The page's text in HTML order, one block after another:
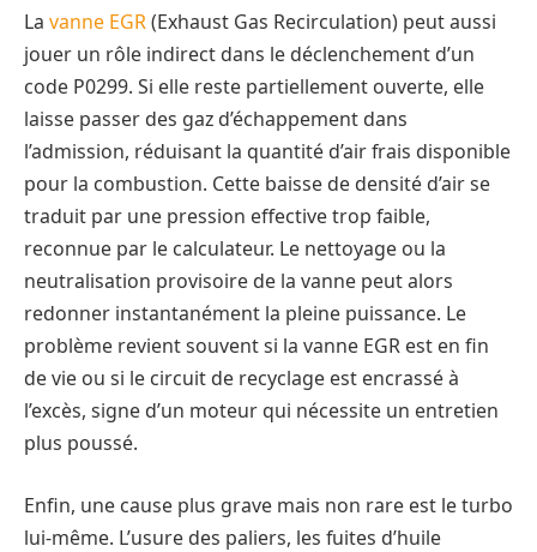
La vanne EGR(Exhaust Gas Recirculation) peut aussi
jouer un rôle indirect dans le déclenchement d’un
code P0299. Si elle reste partiellement ouverte, elle
laisse passer des gaz d’échappement dans
l’admission, réduisant la quantité d’air frais disponible
pour la combustion. Cette baisse de densité d’air se
traduit par une pression effective trop faible,
reconnue par le calculateur. Le nettoyage ou la
neutralisation provisoire de la vanne peut alors
redonner instantanément la pleine puissance. Le
problème revient souvent si la vanne EGR est en fin
de vie ou si le circuit de recyclage est encrassé à
l’excès, signe d’un moteur qui nécessite un entretien
plus poussé.
Enfin, une cause plus grave mais non rare est le turbo
lui-même. L’usure des paliers, les fuites d’huile